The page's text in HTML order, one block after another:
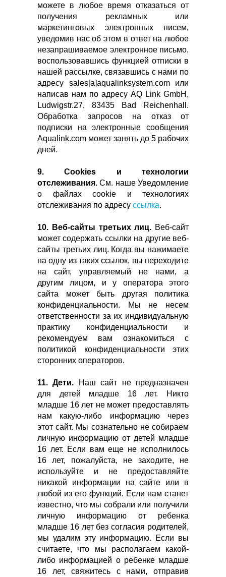
можете в любое время отказаться от
получения рекламных или
маркетинговых электронных писем,
уведомив нас об этом в ответ на любое
незапрашиваемое электронное письмо,
воспользовавшись функцией отписки в
нашей рассылке, связавшись с нами по
адресу sales[a]aqualinksystem.com или
написав нам по адресу AQ Link GmbH,
Ludwigstr.27, 83435 Bad Reichenhall.
Обработка запросов на отказ от
подписки на электронные сообщения
Aqualink.com может занять до 5 рабочих
дней.
9. Cookies и технологии
отслеживания. См. наше Уведомление
о файлах cookie и технологиях
отслеживания по адресу ссылка.
10. Веб-сайты третьих лиц. Веб-сайт
может содержать ссылки на другие веб-
сайты третьих лиц. Когда вы нажимаете
на одну из таких ссылок, вы переходите
на сайт, управляемый не нами, а
другим лицом, и у оператора этого
сайта может быть другая политика
конфиденциальности. Мы не несем
ответственности за их индивидуальную
практику конфиденциальности и
рекомендуем вам ознакомиться с
политикой конфиденциальности этих
сторонних операторов.
11. Дети. Наш сайт не предназначен
для детей младше 16 лет. Никто
младше 16 лет не может предоставлять
нам какую-либо информацию через
этот сайт. Мы сознательно не собираем
личную информацию от детей младше
16 лет. Если вам еще не исполнилось
16 лет, пожалуйста, не заходите, не
используйте и не предоставляйте
никакой информации на сайте или в
любой из его функций. Если нам станет
известно, что мы собрали или получили
личную информацию от ребенка
младше 16 лет без согласия родителей,
мы удалим эту информацию. Если вы
считаете, что мы располагаем какой-
либо информацией о ребенке младше
16 лет, свяжитесь с нами, отправив